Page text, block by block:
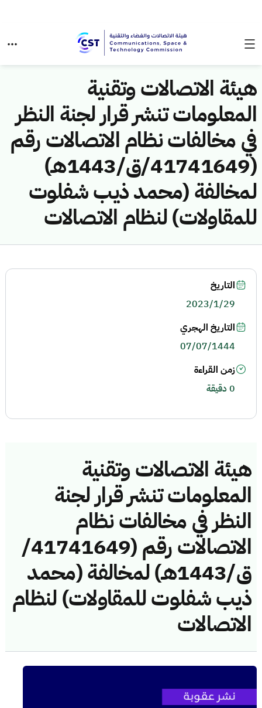
هيئة الاتصالات وتقنية
المعلومات تنشر قرار لجنة النظر
في مخالفات نظام الاتصالات رقم
(41741649/ق/1443هـ)
لمخالفة (محمد ذيب شفلوت
للمقاولات) لنظام الاتصالات
هيئة الاتصالات وتقنية
المعلومات تنشر قرار لجنة
النظر في مخالفات نظام
الاتصالات رقم (41741649/
ق/1443هـ) لمخالفة (محمد
ذيب شفلوت للمقاولات) لنظام
الاتصالات
التاريخ
2023/1/29
التاريخ الهجري
07/07/1444
زمن القراءة
0 دقيقة